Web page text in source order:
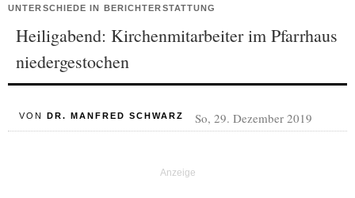
UNTERSCHIEDE IN BERICHTERSTATTUNG
Heiligabend: Kirchenmitarbeiter im Pfarrhaus
niedergestochen
VON DR. MANFRED SCHWARZ So, 29. Dezember 2019